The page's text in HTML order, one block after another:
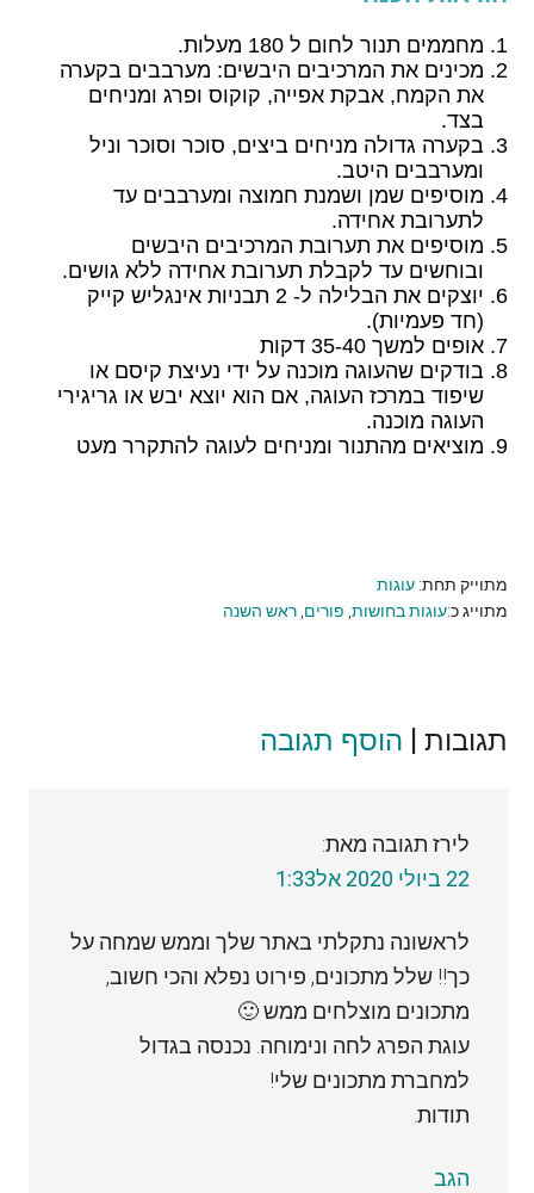
מחממים תנור לחום ל 180 מעלות.
מכינים את המרכיבים היבשים: מערבבים בקערה
את הקמח, אבקת אפייה, קוקוס ופרג ומניחים
בצד.
בקערה גדולה מניחים ביצים, סוכר וסוכר וניל
ומערבבים היטב.
מוסיפים שמן ושמנת חמוצה ומערבבים עד
לתערובת אחידה.
מוסיפים את תערובת המרכיבים היבשים
ובוחשים עד לקבלת תערובת אחידה ללא גושים.
יוצקים את הבלילה ל- 2 תבניות אינגליש קייק
(חד פעמיות).
אופים למשך 35-40 דקות
בודקים שהעוגה מוכנה על ידי נעיצת קיסם או
שיפוד במרכז העוגה, אם הוא יוצא יבש או גריגירי
העוגה מוכנה.
מוציאים מהתנור ומניחים לעוגה להתקרר מעט
מתוייק תחת:עוגות
מתוייג כ:עוגות בחושות פורים ,ראש השנה
Reader
תגובות | הוסף תגובה
לירז תגובה מאת:
22 ביולי 2020 אל1:33
לראשונה נתקלתי באתר שלך וממש שמחה על
כך!! שלל מתכונים, פירוט נפלא והכי חשוב,
מתכונים מוצלחים ממש 🙂
עוגת הפרג לחה ונימוחה. נכנסה בגדול
למחברת מתכונים שלי!
תודות.
הגב